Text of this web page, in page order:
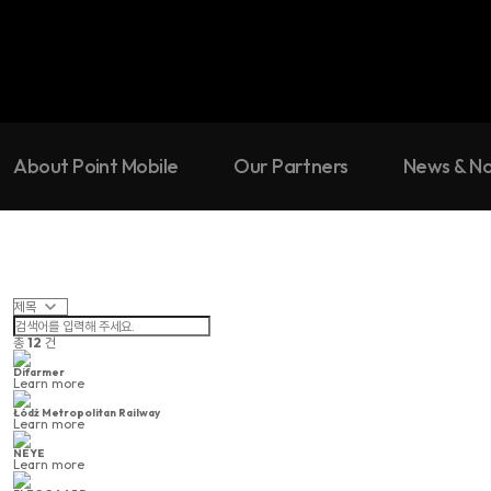
About Point Mobile Our Partners News &
총 12 건
Difarmer
Learn more
Łódź Metropolitan Railway
Learn more
NEYE
Learn more